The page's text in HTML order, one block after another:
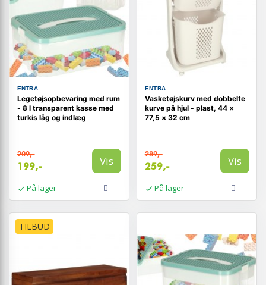
ENTRA
Legetøjsopbevaring med rum
- 8 l transparent kasse med
turkis låg og indlæg
209,-
199,- Vis
På lager
ENTRA
Vasketøjskurv med dobbelte
kurve på hjul - plast, 44 ×
77,5 × 32 cm
289,-
259,- Vis
På lager
TILBUD